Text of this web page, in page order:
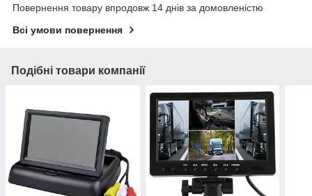
Повернення товару впродовж 14 днів за домовленістю
Всі умови повернення
Подібні товари компанії